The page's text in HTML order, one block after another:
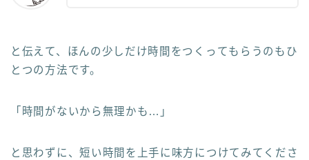
と伝えて、ほんの少しだけ時間をつくってもらうのもひ
とつの方法です。
「時間がないから無理かも…」
と思わずに、短い時間を上手に味方につけてみてくださ